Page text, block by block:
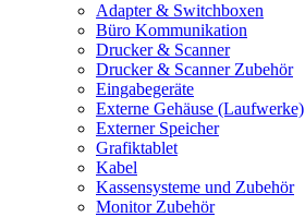
Adapter & Switchboxen
Büro Kommunikation
Drucker & Scanner
Drucker & Scanner Zubehör
Eingabegeräte
Externe Gehäuse (Laufwerke)
Externer Speicher
Grafiktablet
Kabel
Kassensysteme und Zubehör
Monitor Zubehör